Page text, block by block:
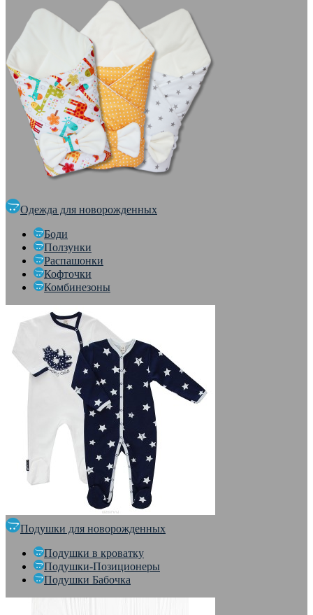
Одежда для новорожденных
Боди
Ползунки
Распашонки
Кофточки
Комбинезоны
Подушки для новорожденных
Подушки в кроватку
Подушки-Позиционеры
Подушки Бабочка